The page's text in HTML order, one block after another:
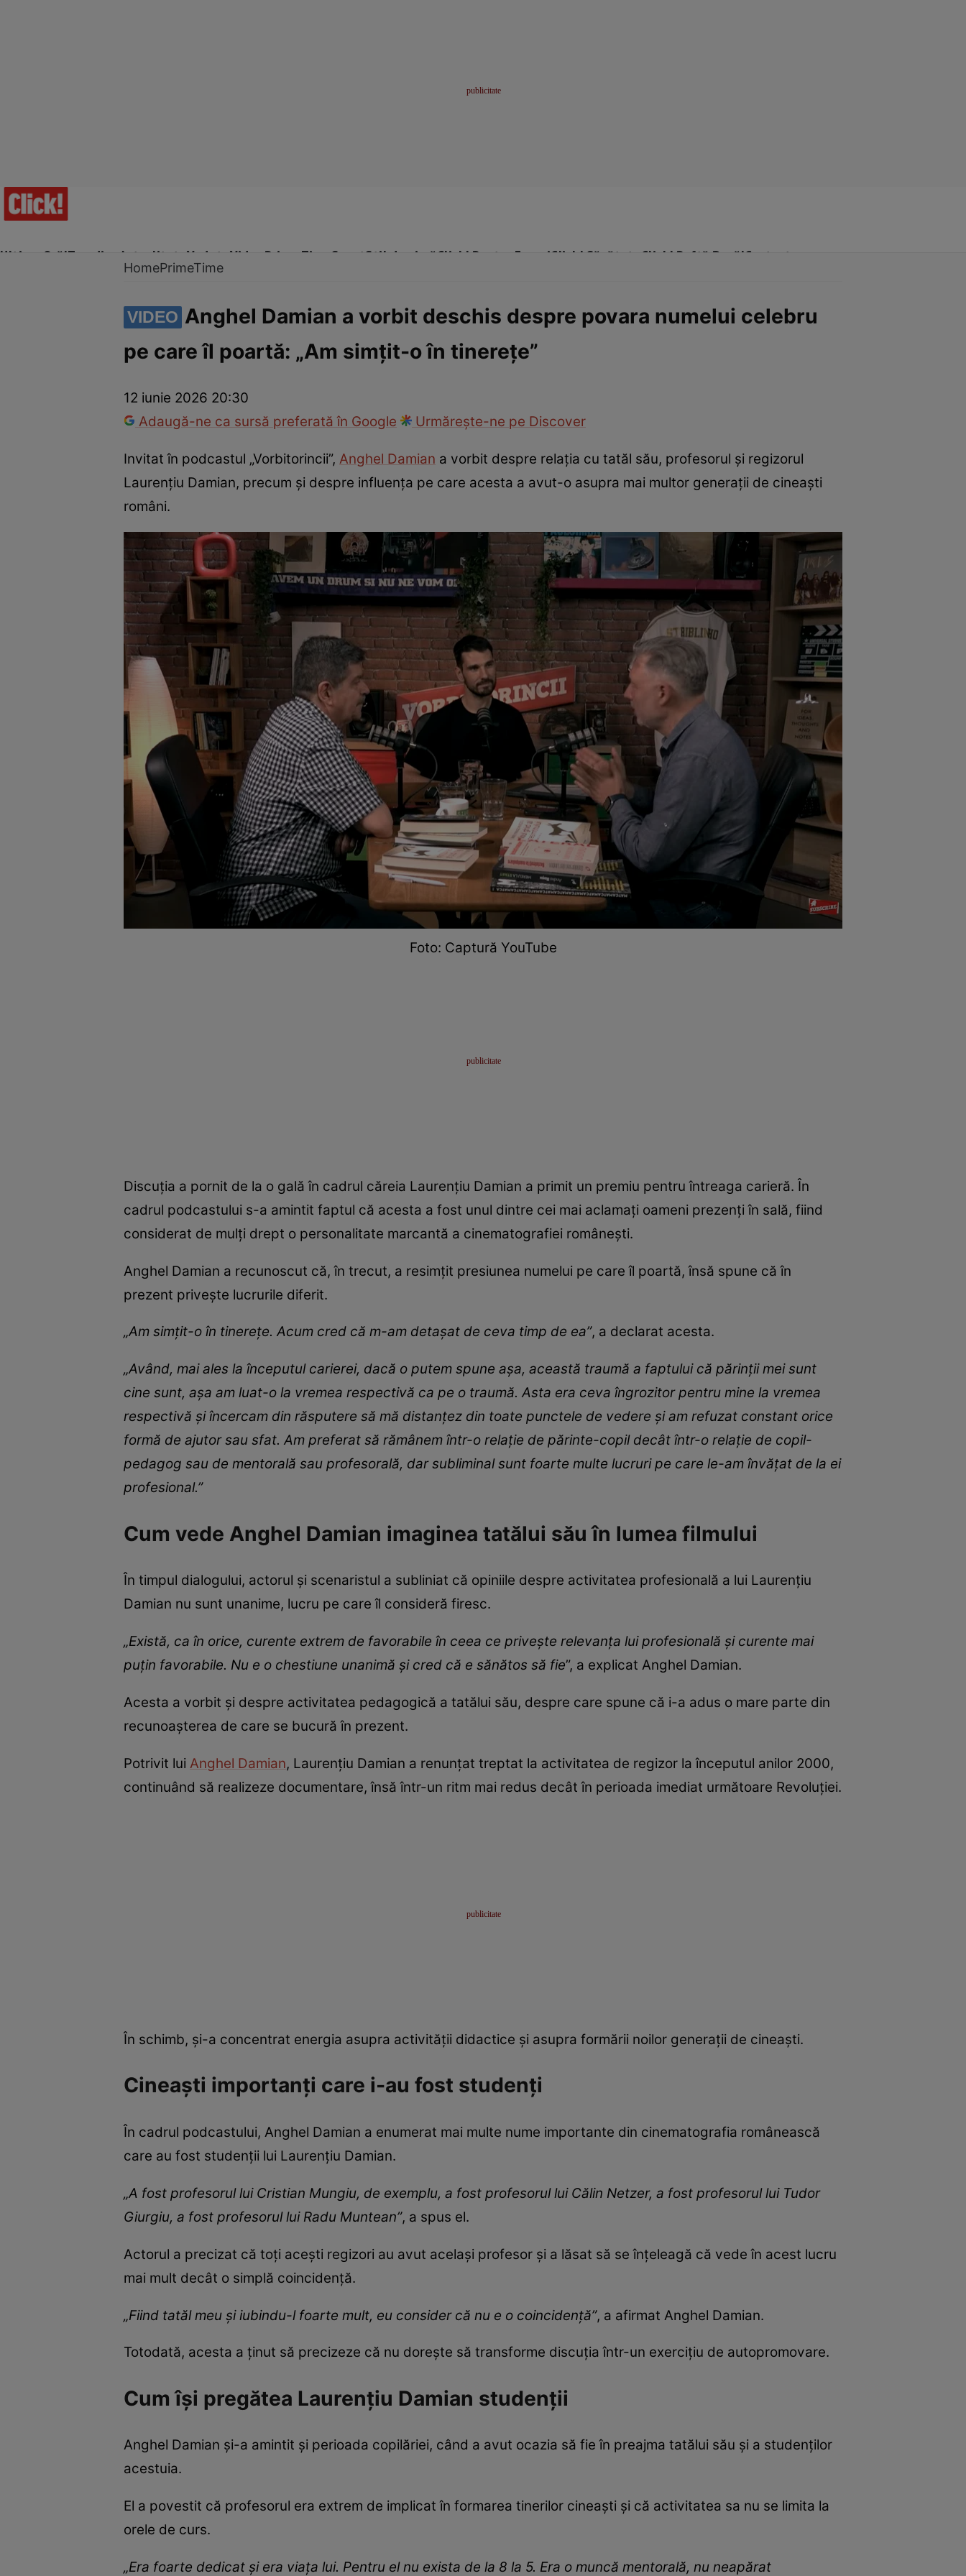
Ultima Oră!Trending Actualitate Vedete Video Prime Time SportStil de viațăClick! Pentru FemeiClick! Sănătate Click! Poftă Bună!Contact
Românii au talent Survivor RomâniaChefi la cuțiteEurovison
HomePrimeTime
VIDEO Anghel Damian a vorbit deschis despre povara numelui celebru
pe care îl poartă: „Am simțit-o în tinerețe”
12 iunie 2026 20:30
Adaugă-ne ca sursă preferată în Google
Urmărește-ne pe Discover
Invitat în podcastul „Vorbitorincii”, Anghel Damian a vorbit despre relația cu tatăl său, profesorul și regizorul
Laurențiu Damian, precum și despre influența pe care acesta a avut-o asupra mai multor generații de cineaști
români.
Foto: Captură YouTube
Discuția a pornit de la o gală în cadrul căreia Laurențiu Damian a primit un premiu pentru întreaga carieră. În
cadrul podcastului s-a amintit faptul că acesta a fost unul dintre cei mai aclamați oameni prezenți în sală, fiind
considerat de mulți drept o personalitate marcantă a cinematografiei românești.
Anghel Damian a recunoscut că, în trecut, a resimțit presiunea numelui pe care îl poartă, însă spune că în
prezent privește lucrurile diferit.
„Am simțit-o în tinerețe. Acum cred că m-am detașat de ceva timp de ea”, a declarat acesta.
„Având, mai ales la începutul carierei, dacă o putem spune așa, această traumă a faptului că părinții mei sunt
cine sunt, așa am luat-o la vremea respectivă ca pe o traumă. Asta era ceva îngrozitor pentru mine la vremea
respectivă și încercam din răsputere să mă distanțez din toate punctele de vedere și am refuzat constant orice
formă de ajutor sau sfat. Am preferat să rămânem într-o relație de părinte-copil decât într-o relație de copil-
pedagog sau de mentorală sau profesorală, dar subliminal sunt foarte multe lucruri pe care le-am învățat de la ei
profesional.”
Cum vede Anghel Damian imaginea tatălui său în lumea filmului
În timpul dialogului, actorul și scenaristul a subliniat că opiniile despre activitatea profesională a lui Laurențiu
Damian nu sunt unanime, lucru pe care îl consideră firesc.
„Există, ca în orice, curente extrem de favorabile în ceea ce privește relevanța lui profesională și curente mai
puțin favorabile. Nu e o chestiune unanimă și cred că e sănătos să fie”, a explicat Anghel Damian.
Acesta a vorbit și despre activitatea pedagogică a tatălui său, despre care spune că i-a adus o mare parte din
recunoașterea de care se bucură în prezent.
Potrivit lui Anghel Damian, Laurențiu Damian a renunțat treptat la activitatea de regizor la începutul anilor 2000,
continuând să realizeze documentare, însă într-un ritm mai redus decât în perioada imediat următoare Revoluției.
În schimb, și-a concentrat energia asupra activității didactice și asupra formării noilor generații de cineaști.
Cineaști importanți care i-au fost studenți
În cadrul podcastului, Anghel Damian a enumerat mai multe nume importante din cinematografia românească
care au fost studenții lui Laurențiu Damian.
„A fost profesorul lui Cristian Mungiu, de exemplu, a fost profesorul lui Călin Netzer, a fost profesorul lui Tudor
Giurgiu, a fost profesorul lui Radu Muntean”, a spus el.
Actorul a precizat că toți acești regizori au avut același profesor și a lăsat să se înțeleagă că vede în acest lucru
mai mult decât o simplă coincidență.
„Fiind tatăl meu și iubindu-l foarte mult, eu consider că nu e o coincidență”, a afirmat Anghel Damian.
Totodată, acesta a ținut să precizeze că nu dorește să transforme discuția într-un exercițiu de autopromovare.
Cum își pregătea Laurențiu Damian studenții
Anghel Damian și-a amintit și perioada copilăriei, când a avut ocazia să fie în preajma tatălui său și a studenților
acestuia.
El a povestit că profesorul era extrem de implicat în formarea tinerilor cineaști și că activitatea sa nu se limita la
orele de curs.
„Era foarte dedicat și era viața lui. Pentru el nu exista de la 8 la 5. Era o muncă mentorală, nu neapărat